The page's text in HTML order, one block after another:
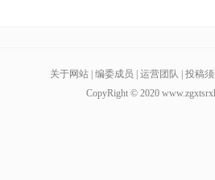
关于网站 编委成员 运营团队
投稿
CopyRight © 2020